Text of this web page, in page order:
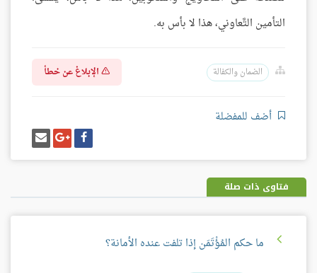
التأمين التَّعاوني، هذا لا بأس به.
الضمان والكفالة الإبلاغ عن خطأ
أضف للمفضلة
شارك
على
فيسبوك
شارك
على
غوغل
بلس
إرسل
إيميل
فتاوى ذات صلة
ما حكم المُؤْتَمَن إذا تلفت عنده الأمانة؟